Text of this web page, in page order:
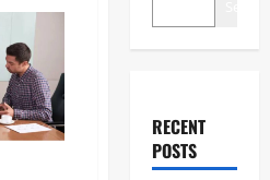
RECENT
POSTS